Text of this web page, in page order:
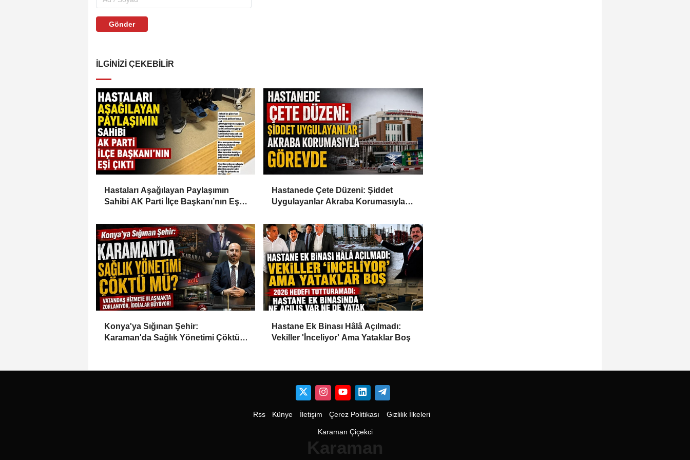
Gönder
İLGINIZI ÇEKEBILIR
Hastaları Aşağılayan Paylaşımın
Sahibi AK Parti İlçe Başkanı’nın Eşi
Hastanede Çete Düzeni: Şiddet
Uygulayanlar Akraba Korumasıyla
Konya'ya Sığınan Şehir:
Karaman'da Sağlık Yönetimi Çöktü
Hastane Ek Binası Hâlâ Açılmadı:
Vekiller 'İnceliyor' Ama Yataklar Boş
Rss Künye İletişim Çerez Politikası Gizlilik İlkeleri
Karaman Çiçekci
Karaman